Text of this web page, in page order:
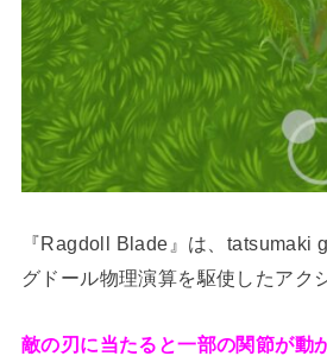
『Ragdoll Blade』は、tatsumaki
グドール物理演算を駆使したアク
敵の刃に当たると一部の関節が動